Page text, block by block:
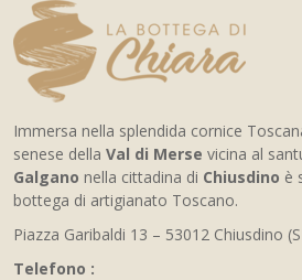
Immersa nella splendida cornice
senese della Val di Merse vicina al
Galgano nella cittadina di Chiusdino è
bottega di artigianato Toscano.
Piazza Garibaldi 13 – 53012 Chiusdino
Telefono :